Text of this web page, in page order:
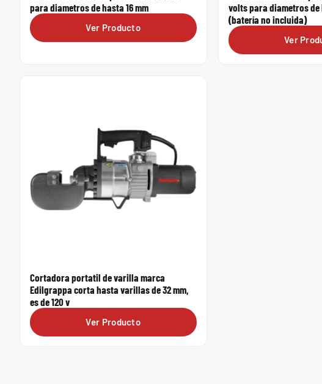
para diametros de hasta 16 mm
Ver Producto
volts para diametros de
(batería no incluida)
Ver
Cortadora portatil de varilla marca
Edilgrappa corta hasta varillas de 32 mm,
es de 120 v
Ver Producto